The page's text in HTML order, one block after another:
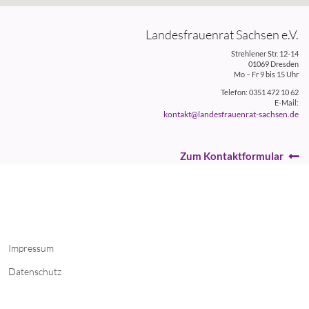
Landesfrauenrat Sachsen e.V.
Strehlener Str. 12-14
01069 Dresden
Mo – Fr 9 bis 15 Uhr
Telefon: 0351 472 10 62
E-Mail:
kontakt@landesfrauenrat-sachsen.de
Zum Kontaktformular
Impressum
Datenschutz